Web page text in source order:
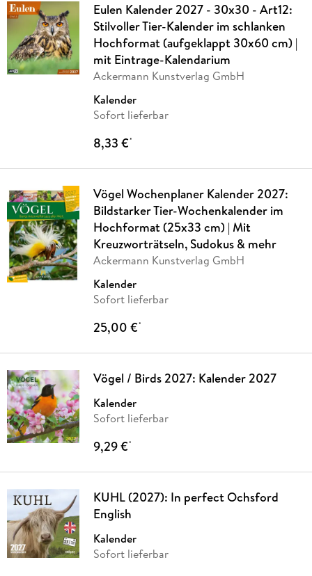
Eulen Kalender 2027 - 30x30 - Art12:
Stilvoller Tier-Kalender im schlanken
Hochformat (aufgeklappt 30x60 cm) |
mit Eintrage-Kalendarium
Ackermann Kunstverlag GmbH
Kalender
Sofort lieferbar
8,33 €*
Vögel Wochenplaner Kalender 2027:
Bildstarker Tier-Wochenkalender im
Hochformat (25x33 cm) | Mit
Kreuzworträtseln, Sudokus & mehr
Ackermann Kunstverlag GmbH
Kalender
Sofort lieferbar
25,00 €*
Vögel / Birds 2027: Kalender 2027
Kalender
Sofort lieferbar
9,29 €*
KUHL (2027): In perfect Ochsford
English
Kalender
Sofort lieferbar